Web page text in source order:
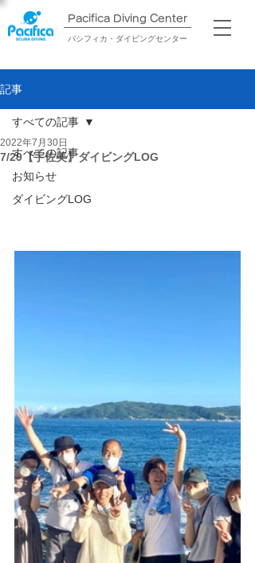
Pacifica Diving Center​
パシフィカ・ダイビングセンター
記事
すべての記事
お知らせ
ダイビングLOG
すべての記事
7/29【宇佐美】ダイビングLOG
2022年7月30日